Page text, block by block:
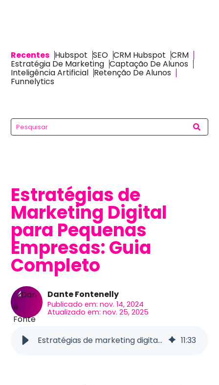
Recentes Hubspot SEO CRM Hubspot CRM
Estratégia De Marketing Captação De Alunos
Inteligência Artificial Retenção De Alunos
Funnelytics
Estratégias de
Marketing Digital
para Pequenas
Empresas: Guia
Completo
Dante Fontenelly
Publicado em: nov. 14, 2024
Atualizado em: nov. 25, 2025
Estratégias de marketing digital para pequenas empresas 11:33